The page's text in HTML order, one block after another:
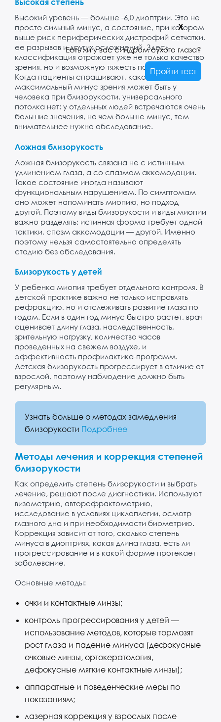
Высокая степень
Высокий уровень — больше -6,0 диоптрии. Это не
просто сильный минус, а состояние, при котором
выше риск периферических дистрофий сетчатки,
ее разрывов и других осложнений. Здесь
классификация отражает уже не только качество
зрения, но и возможную тяжесть последствий.
Когда пациенты спрашивают, какой
максимальный минус зрения может быть у
человека при близорукости, универсального
потолка нет: у отдельных людей встречаются очень
большие значения, но чем больше минус, тем
внимательнее нужно обследование.
Ложная близорукость
Ложная близорукость связана не с истинным
удлинением глаза, а со спазмом аккомодации.
Такое состояние иногда называют
функциональным нарушением. По симптомам
оно может напоминать миопию, но подход
другой. Поэтому виды близорукости и виды миопии
важно разделять: истинная форма требует одной
тактики, спазм аккомодации — другой. Именно
поэтому нельзя самостоятельно определять
стадию без обследования.
Близорукость у детей
У ребенка миопия требует отдельного контроля. В
детской практике важно не только исправлять
рефракцию, но и отслеживать развитие глаза по
годам. Если в один год минус быстро растет, врач
оценивает длину глаза, наследственность,
зрительную нагрузку, количество часов
проведенных на свежем воздухе, и
эффективность профилактика-программ.
Детская близорукость прогрессирует в отличие от
взрослой, поэтому наблюдение должно быть
регулярным.
Узнать больше о методах замедления
близорукости Подробнее
Методы лечения и коррекция степеней
близорукости
Как определить степень близорукости и выбрать
лечение, решают после диагностики. Используют
визометрию, авторефрактометрию,
исследование в условиях циклоплегии, осмотр
глазного дна и при необходимости биометрию.
Коррекция зависит от того, сколько степень
минуса в диоптриях, какая длина глаза, есть ли
прогрессирование и в какой форме протекает
заболевание.
Основные методы:
очки и контактные линзы;
контроль прогрессирования у детей —
использование методов, которые тормозят
рост глаза и падение минуса (дефокусные
очковые линзы, ортокератология,
дефокусные мягкие контактные линзы);
аппаратные и поведенческие меры по
показаниям;
лазерная коррекция у взрослых после
X
Есть ли у вас синдром сухого глаза?
Пройти тест